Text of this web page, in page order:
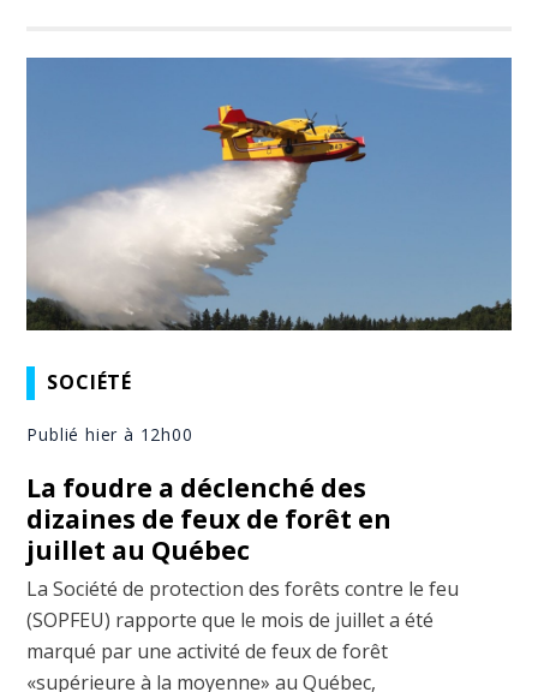
SOCIÉTÉ
Publié hier à 12h00
La foudre a déclenché des
dizaines de feux de forêt en
juillet au Québec
La Société de protection des forêts contre le feu
(SOPFEU) rapporte que le mois de juillet a été
marqué par une activité de feux de forêt
«supérieure à la moyenne» au Québec,